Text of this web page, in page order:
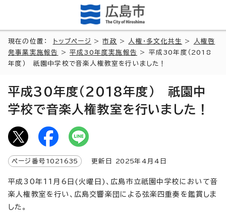
現在の位置： トップページ >市政 > 人権・多文化共生 >
人権啓
発事業実施報告
>平成30年度実施報告
> 平成30年度（2018
年度） 祇園中学校で音楽人権教室を行いました！
平成30年度（2018年度） 祇園中
学校で音楽人権教室を行いました！
ページ番号 1021635 更新日 2025年4月4日
平成30年11月6日(火曜日)、広島市立祇園中学校において音
楽人権教室を行い、広島交響楽団による弦楽四重奏を鑑賞しま
した。